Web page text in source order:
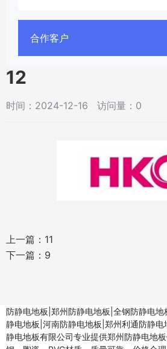
合作客户
12
时间：2024-12-16 访问量：0
上一篇： 11
下一篇： 9
防静电地板|郑州防静电地板|全钢防静电
静电地板|河南防静电地板|郑州利通防静
静电地板有限公司专业提供郑州防静电地